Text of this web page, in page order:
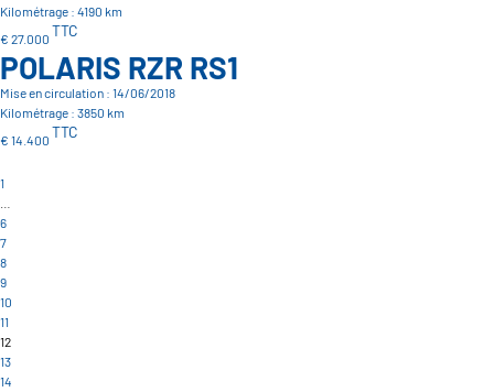
Kilométrage : 4190 km
€ 27.000 TTC
POLARIS RZR RS1
Mise en circulation : 14/06/2018
Kilométrage : 3850 km
€ 14.400 TTC
1
6
7
8
9
10
11
12
13
14